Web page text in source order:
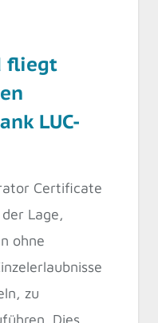
fliegt
LUC-
Certificate
Lage,
ohne
zu
Dies